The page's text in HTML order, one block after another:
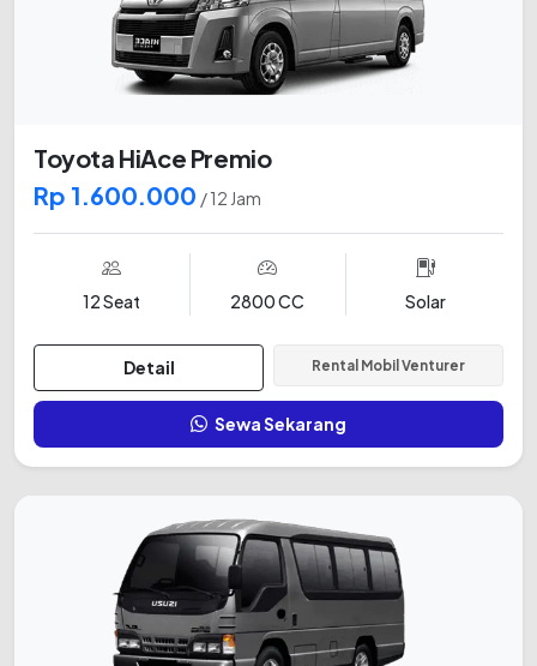
Toyota HiAce Premio
Rp 1.600.000 / 12 Jam
12 Seat 2800 CC Solar
Detail Rental Mobil Venturer
Sewa Sekarang